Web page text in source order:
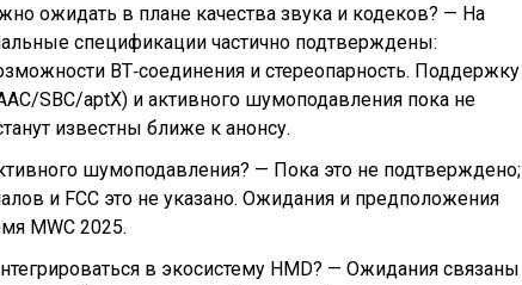
ожидать в плане качества звука и кодеков? — На
спецификации частично подтверждены:
BT‑соединения и стереопарность. Поддержку
SBC/aptX) и активного шумоподавления пока не
известны ближе к анонсу.
шумоподавления? — Пока это не подтверждено;
и FCC это не указано. Ожидания и предположения
MWC 2025.
в экосистему HMD? — Ожидания связаны